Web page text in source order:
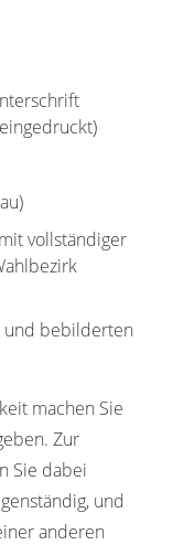
vollständiger
und bebilderten
machen Sie
Zur
Sie dabei
und
anderen